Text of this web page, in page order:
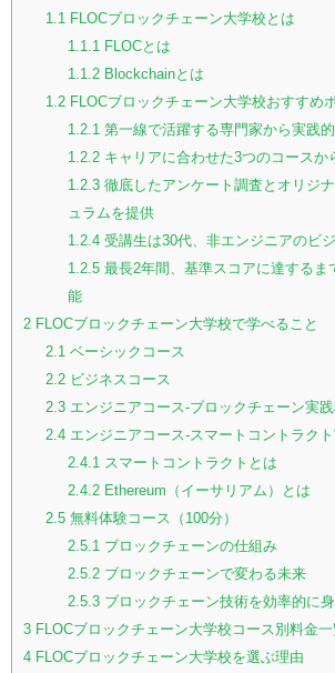
1.1 FLOCブロックチェーン大学校とは
1.1.1 FLOCとは
1.1.2Blockchainとは
1.2FLOCブロックチェーン大学校おすすめ
1.2.1 第一線で活躍する専門家から実践
1.2.2キャリアに合わせた3つのコースか
1.2.3徹底したアンケート調査とオリジ
ュラムを提供
1.2.4受講生は30代、非エンジニアのビ
1.2.5最長2年間、基準スコアに達するま
能
2 FLOCブロックチェーン大学校で学べること
2.1 ベーシックコース
2.2ビジネスコース
2.3エンジニアコース-ブロックチェーン実
2.4エンジニアコース-スマートコントラク
2.4.1 スマートコントラクトとは
2.4.2Ethereum（イーサリアム）とは
2.5無料体験コース（100分）
2.5.1 ブロックチェーンの仕組み
2.5.2ブロックチェーンで変わる未来
2.5.3ブロックチェーン技術を効率的に
3 FLOCブロックチェーン大学校コース別料金一
4 FLOCブロックチェーン大学校を選ぶ理由